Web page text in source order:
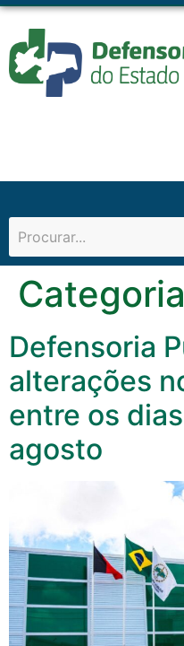
Defensoria
alterações
entre os
agosto